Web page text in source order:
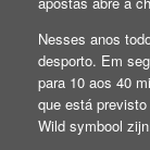
Nesses anos
desporto. Em
para 10 aos 40
que está
Wild symbool